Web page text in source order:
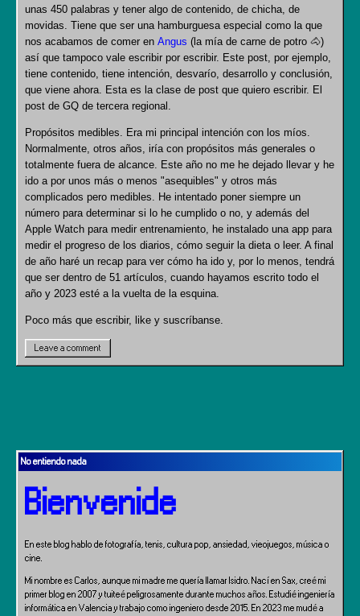
unas 450 palabras y tener algo de contenido, de chicha, de
movidas. Tiene que ser una hamburguesa especial como la que
nos acabamos de comer en Angus (la mía de carne de potro 🐴)
así que tampoco vale escribir por escribir. Este post, por ejemplo,
tiene contenido, tiene intención, desvarío, desarrollo y conclusión,
que viene ahora. Esta es la clase de post que quiero escribir. El
post de GQ de tercera regional.
Propósitos medibles. Era mi principal intención con los míos.
Normalmente, otros años, iría con propósitos más generales o
totalmente fuera de alcance. Este año no me he dejado llevar y he
ido a por unos más o menos "asequibles" y otros más
complicados pero medibles. He intentado poner siempre un
número para determinar si lo he cumplido o no, y además del
Apple Watch para medir entrenamiento, he instalado una app para
medir el progreso de los diarios, cómo seguir la dieta o leer. A final
de año haré un recap para ver cómo ha ido y, por lo menos, tendrá
que ser dentro de 51 artículos, cuando hayamos escrito todo el
año y 2023 esté a la vuelta de la esquina.
Poco más que escribir, like y suscríbanse.
Leave a comment
No entiendo nada
Bienvenide
En este blog hablo de fotografía, tenis, cultura pop, ansiedad, vieojuegos, música o
cine.
Mi nombre es Carlos, aunque mi madre me quería llamar Isidro. Nací en Sax, creé mi
primer blog en 2007 y tuiteé peligrosamente durante muchos años. Estudié ingeniería
informática en Valencia y trabajo como ingeniero desde 2015. En 2023 me mudé a